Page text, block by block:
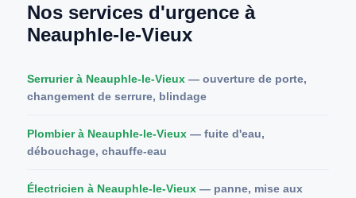
Nos services d'urgence à
Neauphle-le-Vieux
Serrurier à Neauphle-le-Vieux — ouverture de porte,
changement de serrure, blindage
Plombier à Neauphle-le-Vieux — fuite d'eau,
débouchage, chauffe-eau
Électricien à Neauphle-le-Vieux — panne, mise aux